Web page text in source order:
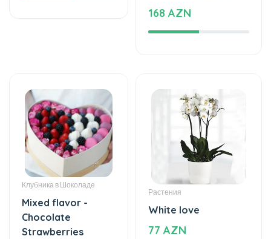
168 AZN
Клубника в Шоколаде
Mixed flavor -
Chocolate
Strawberries
Растения
White love
77 AZN